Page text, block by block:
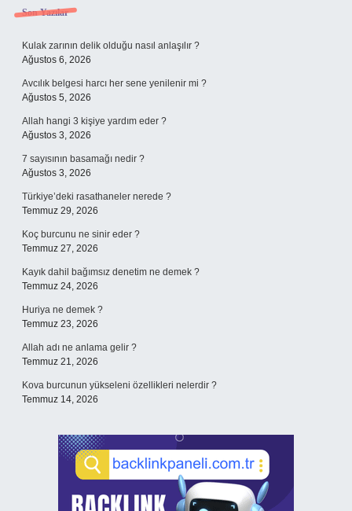
Sidebar
Son Yazılar
Kulak zarının delik olduğu nasıl anlaşılır ?
Ağustos 6, 2026
Avcılık belgesi harcı her sene yenilenir mi ?
Ağustos 5, 2026
Allah hangi 3 kişiye yardım eder ?
Ağustos 3, 2026
7 sayısının basamağı nedir ?
Ağustos 3, 2026
Türkiye’deki rasathaneler nerede ?
Temmuz 29, 2026
Koç burcunu ne sinir eder ?
Temmuz 27, 2026
Kayık dahil bağımsız denetim ne demek ?
Temmuz 24, 2026
Huriya ne demek ?
Temmuz 23, 2026
Allah adı ne anlama gelir ?
Temmuz 21, 2026
Kova burcunun yükseleni özellikleri nelerdir ?
Temmuz 14, 2026